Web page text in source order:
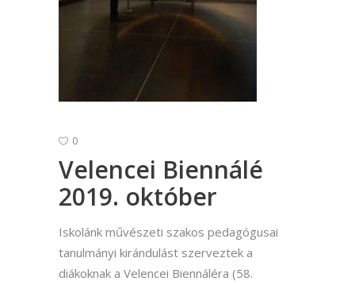
0
Velencei Biennálé
2019. október
Iskolánk művészeti szakos pedagógusai
tanulmányi kirándulást szerveztek a
diákoknak a Velencei Biennáléra (58.